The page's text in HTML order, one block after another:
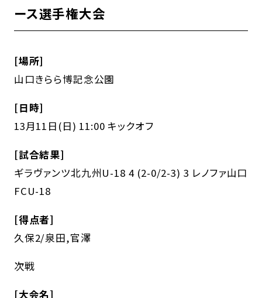
ース選手権大会
[場所]
山口きらら博記念公園
[日時]
13月11日(日) 11:00 キックオフ
[試合結果]
ギラヴァンツ北九州U-18 4 (2-0/2-3) 3 レノファ山口
FCU-18
[得点者]
久保2/泉田,官澤
次戦
[大会名]